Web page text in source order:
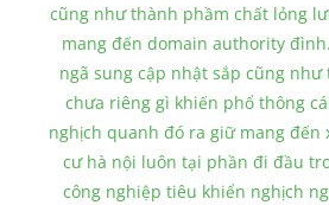
cũng như thành phầm chất lỏng
mang đến domain authority
ngã sung cập nhật sắp cũng
chưa riêng gì khiến phổ thông
nghịch quanh đó ra giữ mang đến
cư hà nội luôn tại phần đi đầu
công nghiệp tiêu khiển nghịch